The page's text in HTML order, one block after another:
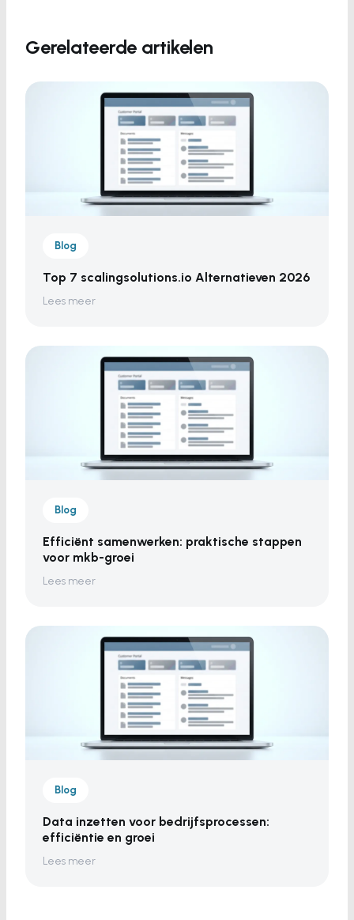
Gerelateerde artikelen
Blog
Top 7 scalingsolutions.io Alternatieven 2026
Lees meer
Blog
Efficiënt samenwerken: praktische stappen
voor mkb-groei
Lees meer
Blog
Data inzetten voor bedrijfsprocessen:
efficiëntie en groei
Lees meer